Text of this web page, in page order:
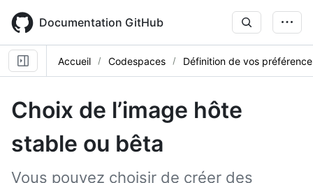
main
content
Documentation GitHub
Accueil Codespaces Définition de vos
Choix de l’image hôte
stable ou bêta
Vous pouvez choisir de créer des